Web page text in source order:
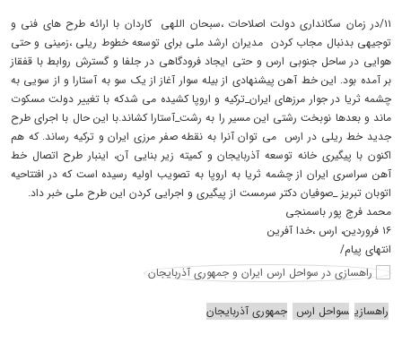
۱۱/در زمان سکانداری دولت اصلاحات ،سبحان اللهی کاردان با ارائه طرح های فنی و
توجیهی بدنبال مجاب کردن مدیران ارشد ملی برای توسعه خطوط ریلی ،زمینی و حتی
هوایی در ساحل جنوبی ارس و حتی ایجاد فرودگاهی در جلفا و گسترش روابط با قفقاز
بر آمده بود. این خط آهن پیشنهادی از بیله سوار آغاز از یک سو به آستارا و از سویی به
چشمه ثریا در جوار مرزهای ایران_ترکیه و اروپا کشیده می شدکه با تغییر دولت مسکوت
ماند و بعدها نوبخت رشتی این مسیر را به رشت_آستارا کشاند.با این حال با اجرای طرح
جدید خط ریلی در ارس می توان آنرا به نقطه صفر مرزی ایران و ترکیه رساند. که هم
اکنون با پیگیری خانه توسعه آذربایجان و کمیته زیر بنایی آن، اینبار طرح اتصال خط
آهن سراسری ایران از چشمه ثریا به اروپا به تصویب اولیه رسیده است که در افتتاحیه
اتوبان تبریز _صوفیان دکتر سرمست از پیگیری و اجرایی کردن این طرح ملی خبر داد.
محمد فرج پور باسمنجی
۱۶ فروردین، ارس ،خدا آفرین
انتهای پیام/
راهسازی سواحل ارس جمهوری آذربایجان